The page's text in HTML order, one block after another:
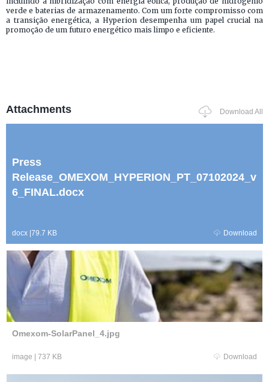
verde e baterias de armazenamento. Com um forte compromisso com
a transição energética, a Hyperion desempenha um papel crucial na
promoção de um futuro energético mais limpo e eficiente.
Attachments Download All
Press
Release_OMEXOM_HYPERION_PT_07102024_v
6_FINAL.docx
docx |79.7 KB Download
Omexom-SolarPanel_4.jpg
image | 737 KB Download